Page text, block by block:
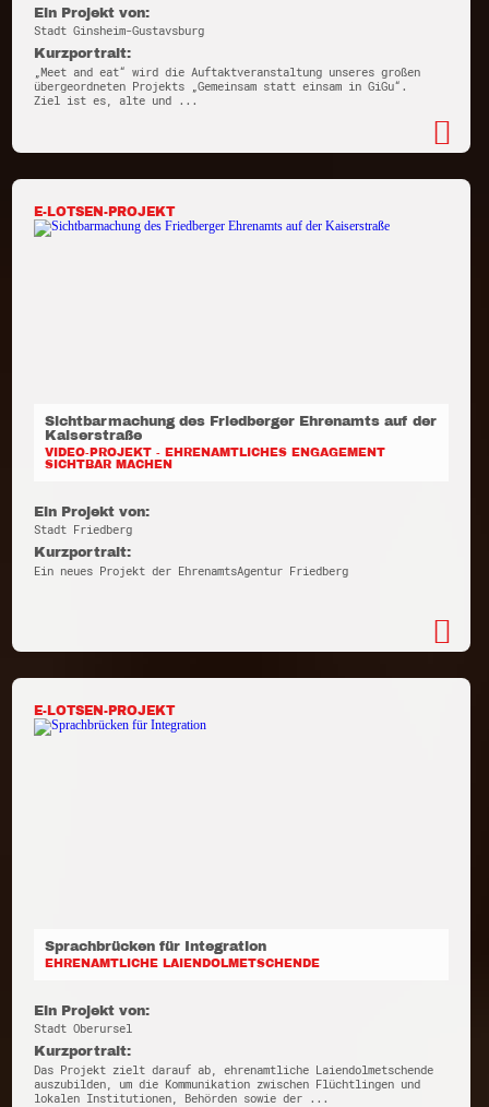
Ein Projekt von:
Stadt Ginsheim-Gustavsburg
Kurzportrait:
„Meet and eat“ wird die Auftaktveranstaltung unseres großen
übergeordneten Projekts „Gemeinsam statt einsam in GiGu“.
Ziel ist es, alte und ...
E-LOTSEN-PROJEKT
Sichtbarmachung des Friedberger Ehrenamts auf der
Kaiserstraße
VIDEO-PROJEKT - EHRENAMTLICHES ENGAGEMENT
SICHTBAR MACHEN
Ein Projekt von:
Stadt Friedberg
Kurzportrait:
Ein neues Projekt der EhrenamtsAgentur Friedberg
E-LOTSEN-PROJEKT
Sprachbrücken für Integration
EHRENAMTLICHE LAIENDOLMETSCHENDE
Ein Projekt von:
Stadt Oberursel
Kurzportrait:
Das Projekt zielt darauf ab, ehrenamtliche Laiendolmetschende
auszubilden, um die Kommunikation zwischen Flüchtlingen und
lokalen Institutionen, Behörden sowie der ...